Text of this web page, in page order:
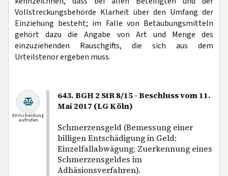
Vollstreckungsbehörde Klarheit über den Umfang der
Einziehung besteht; im Falle von Betäubungsmitteln
gehört dazu die Angabe von Art und Menge des
einzuziehenden Rauschgifts, die sich aus dem
Urteilstenor ergeben muss.
643. BGH 2 StR 8/15 - Beschluss vom 11.
Mai 2017 (LG Köln)
Schmerzensgeld (Bemessung einer
billigen Entschädigung in Geld:
Einzelfallabwägung; Zuerkennung eines
Schmerzensgeldes im
Adhäsionsverfahren).
Entscheidung
aufrufen